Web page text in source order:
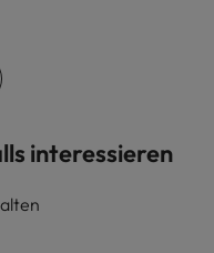
interessieren